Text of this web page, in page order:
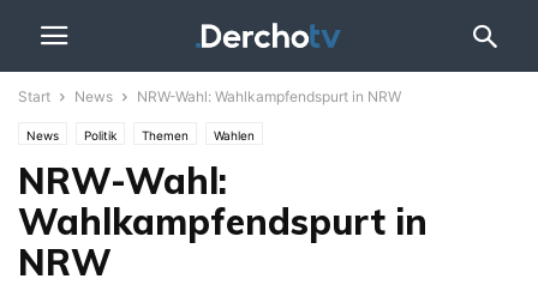
Start News NRW-Wahl: Wahlkampfendspurt in NRW
News Politik Themen Wahlen
NRW-Wahl:
Wahlkampfendspurt in
NRW